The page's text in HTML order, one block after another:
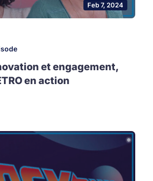
Feb 7, 2024
et engagement,
en action